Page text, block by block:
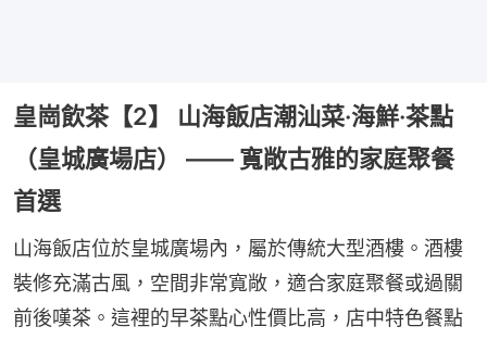
皇崗飲茶【2】 山海飯店潮汕菜·海鮮·茶點
（皇城廣場店） —— 寬敞古雅的家庭聚餐
首選
山海飯店位於皇城廣場內，屬於傳統大型酒樓。酒樓
裝修充滿古風，空間非常寬敞，適合家庭聚餐或過關
前後嘆茶。這裡的早茶點心性價比高，店中特色餐點